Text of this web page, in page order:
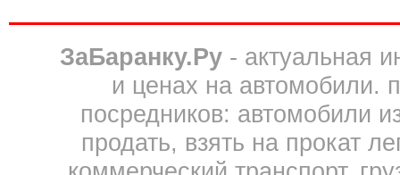
ЗаБаранку.Ру- актуальная
и ценах на автомобили.
посредников: автомобили
продать, взять на прокат